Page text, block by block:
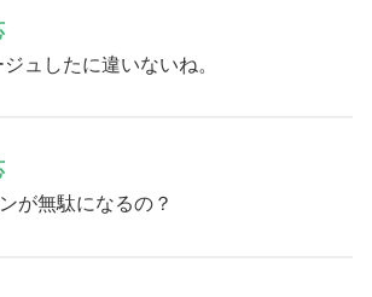
ュしたに違いないね。
が無駄になるの？